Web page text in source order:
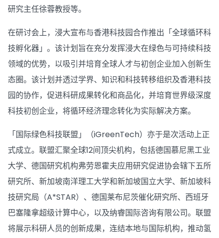
研究主任徐蓉教授等。
在研讨会上，浸大宣布与香港科技园合作推出「全球循环科
技孵化器」。该计划旨在充分发挥浸大在绿色与可持续科技
领域的优势，以吸引并培育全球人才与初创企业加入创新生
态圈。该计划并透过学界、知识和科技转移组织及香港科技
园的协作，促进科研成果转化和商品化，并培育世界级深度
科技初创企业，将循环经济理念转化为实际解决方案。
「国际绿色科技联盟」（iGreenTech）亦于是次活动上正
式成立。联盟汇聚全球12间顶尖机构，包括德国慕尼黑工业
大学、德国研究机构弗劳恩霍夫应用研究促进协会辖下五所
研究所、新加坡南洋理工大学和新加坡国立大学、新加坡科
技研究局（A*STAR）、德国莱布尼茨催化研究所、西班牙
巴塞隆拿超级计算中心，以及纳睿国际咨询有限公司。联盟
将展示科研人员的创新成果，连结本地与国际机构，推动氢